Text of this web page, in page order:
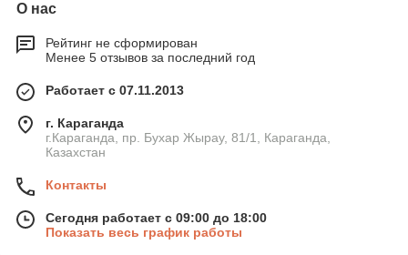
О нас
Рейтинг не сформирован
Менее 5 отзывов за последний год
Работает с 07.11.2013
г. Караганда
г.Караганда, пр. Бухар Жырау, 81/1, Караганда,
Казахстан
Контакты
Сегодня работает с 09:00 до 18:00
Показать весь график работы